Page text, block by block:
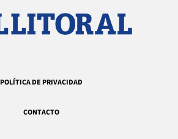
POLÍTICA DE PRIVACIDAD
CONTACTO